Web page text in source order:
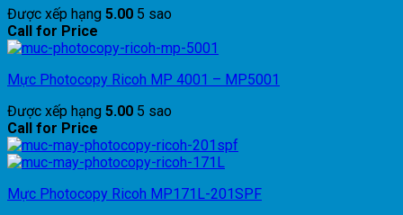
Được xếp hạng 5.00 5 sao
Call for Price
Mực Photocopy Ricoh MP 4001 – MP5001
Được xếp hạng 5.00 5 sao
Call for Price
Mực Photocopy Ricoh MP171L-201SPF